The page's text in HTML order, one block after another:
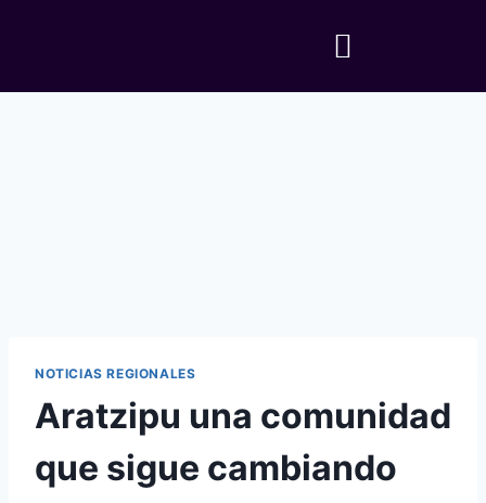
NOTICIAS REGIONALES
Aratzipu una comunidad
que sigue cambiando